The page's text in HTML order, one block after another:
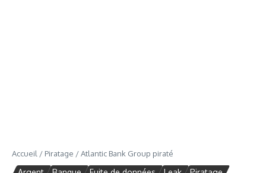
Accueil / Piratage /Atlantic Bank Group piraté